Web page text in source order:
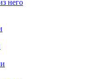
него